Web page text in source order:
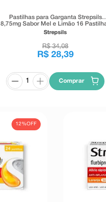
Pastilhas para Garganta Strepsils
8,75mg Sabor Mel e Limão 16
Strepsils
R$ 34,08
R$ 28,39
Comprar
12%OFF